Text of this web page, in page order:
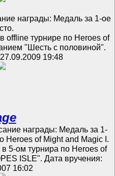
награды: Медаль за 1-ое
offline турнире по Heroes of
"Шесть с половиной".
19:48
награды: Медаль за 1-
Heroes of Might and Magic I.
5-ом турнира по Heroes of
ISLE". Дата вручения:
16:02